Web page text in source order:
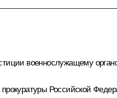
военнослужащему
Российской